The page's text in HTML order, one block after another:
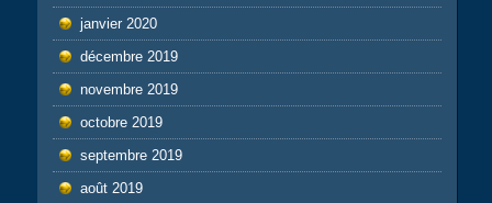
janvier 2020
décembre 2019
novembre 2019
octobre 2019
septembre 2019
août 2019